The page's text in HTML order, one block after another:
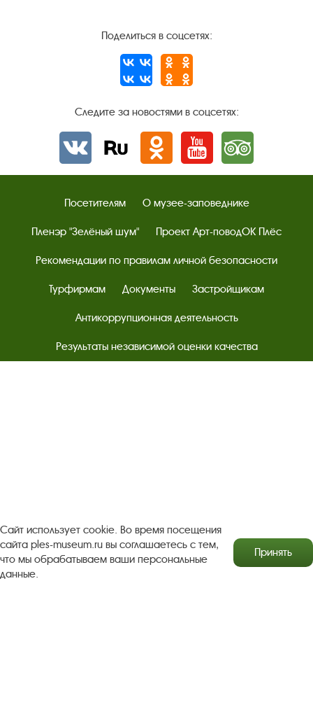
Поделиться в соцсетях:
Следите за новостями в соцсетях:
Вконтактеrutube Одноклассники
YouTube Трипадвизор
Посетителям О музее-заповеднике
Пленэр "Зелёный шум" Проект Арт-поводОК Плёс
Рекомендации по правилам личной безопасности
Турфирмам Документы Застройщикам
Антикоррупционная деятельность
Результаты независимой оценки качества
Пользовательское соглашение
Сайт использует cookie. Во время посещения
сайта ples-museum.ru вы соглашаетесь с тем,
что мы обрабатываем ваши персональные
данные.
Принять